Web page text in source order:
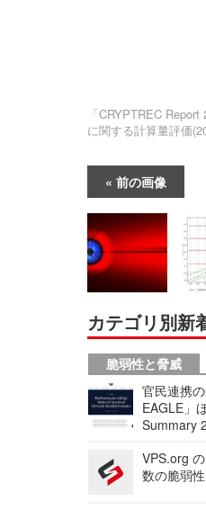
「CRYPTREC
に関する計算量評価
前の画像
カテゴリ別新
脆弱性と脅威
官民連携
EAGLE」
Summary
VPS.org
数の脆弱性